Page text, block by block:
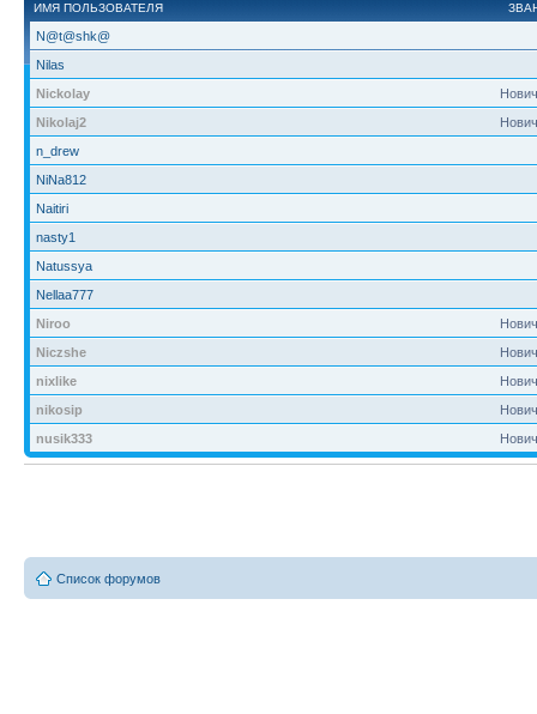
ИМЯ ПОЛЬЗОВАТЕЛЯ
N@t@shk@
Nilas
Nickolay
Nikolaj2
n_drew
NiNa812
Naitiri
nasty1
Natussya
Nellaa777
Niroo
Niczshe
nixlike
nikosip
nusik333
Список форумов